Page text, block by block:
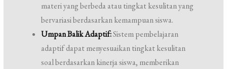
materi yang berbeda atau tingkat kesulitan yang
bervariasi berdasarkan kemampuan siswa.
Umpan Balik Adaptif:Sistem pembelajaran
adaptif dapat menyesuaikan tingkat kesulitan
soal berdasarkan kinerja siswa, memberikan